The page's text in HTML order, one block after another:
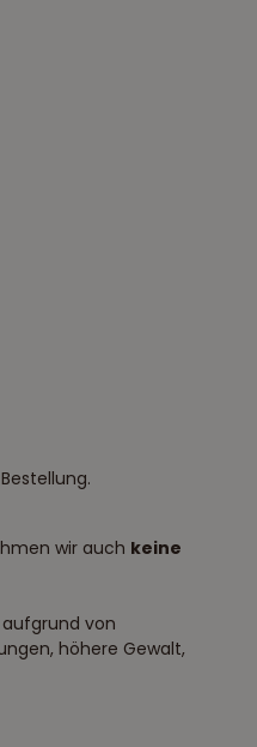
wir auch keine
von
höhere Gewalt,